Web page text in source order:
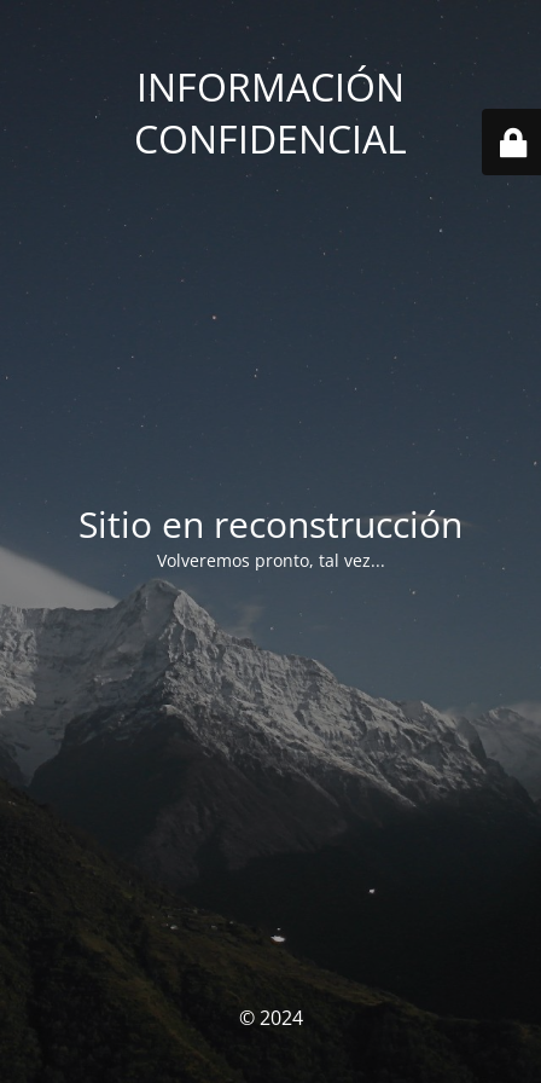
INFORMACIÓN
CONFIDENCIAL
Sitio en reconstrucción
Volveremos pronto, tal vez...
© 2024